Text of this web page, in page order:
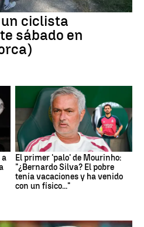
ciclista
sábado en
a
El primer 'palo' de Mourinho:
"¿Bernardo Silva? El pobre
tenía vacaciones y ha venido
con un físico..."